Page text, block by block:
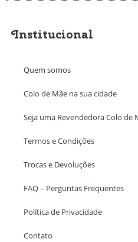
Institucional
Quem somos
Colo de Mãe na sua cidade
Seja uma Revendedora Colo de
Termos e Condições
Trocas e Devoluções
FAQ – Perguntas Frequentes
Política de Privacidade
Contato